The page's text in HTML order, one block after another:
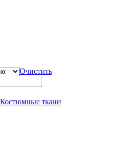
Очистить
Костюмные ткани